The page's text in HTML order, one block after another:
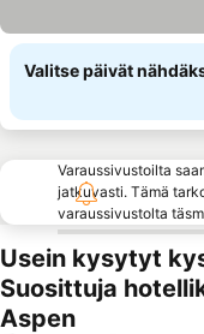
Valitse päivät
Varaussivustoilta
jatkuvasti. Tämä
varaussivustolta
Usein kysytyt
Suosittuja
Aspen